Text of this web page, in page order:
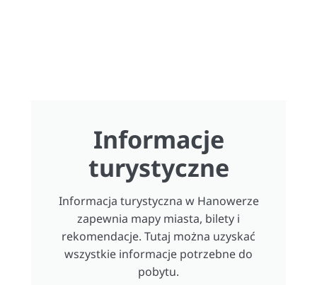
Informacje
turystyczne
Informacja turystyczna w Hanowerze
zapewnia mapy miasta, bilety i
rekomendacje. Tutaj można uzyskać
wszystkie informacje potrzebne do
pobytu.